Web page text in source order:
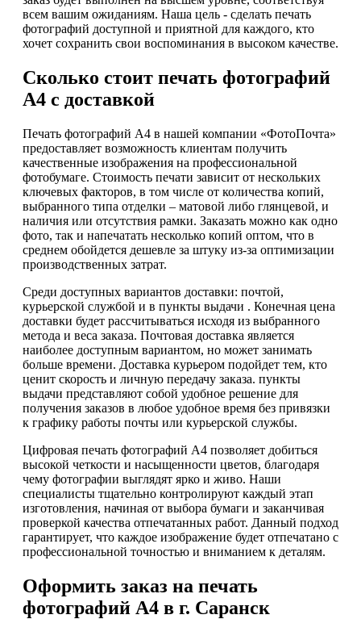
всем вашим ожиданиям. Наша цель - сделать печать
фотографий доступной и приятной для каждого, кто
хочет сохранить свои воспоминания в высоком качестве.
Сколько стоит печать фотографий
А4 с доставкой
Печать фотографий А4 в нашей компании «ФотоПочта»
предоставляет возможность клиентам получить
качественные изображения на профессиональной
фотобумаге. Стоимость печати зависит от нескольких
ключевых факторов, в том числе от количества копий,
выбранного типа отделки – матовой либо глянцевой, и
наличия или отсутствия рамки. Заказать можно как одно
фото, так и напечатать несколько копий оптом, что в
среднем обойдется дешевле за штуку из-за оптимизации
производственных затрат.
Среди доступных вариантов доставки: почтой,
курьерской службой и в пункты выдачи . Конечная цена
доставки будет рассчитываться исходя из выбранного
метода и веса заказа. Почтовая доставка является
наиболее доступным вариантом, но может занимать
больше времени. Доставка курьером подойдет тем, кто
ценит скорость и личную передачу заказа. пункты
выдачи представляют собой удобное решение для
получения заказов в любое удобное время без привязки
к графику работы почты или курьерской службы.
Цифровая печать фотографий А4 позволяет добиться
высокой четкости и насыщенности цветов, благодаря
чему фотографии выглядят ярко и живо. Наши
специалисты тщательно контролируют каждый этап
изготовления, начиная от выбора бумаги и заканчивая
проверкой качества отпечатанных работ. Данный подход
гарантирует, что каждое изображение будет отпечатано с
профессиональной точностью и вниманием к деталям.
Оформить заказ на печать
фотографий А4 в г. Саранск